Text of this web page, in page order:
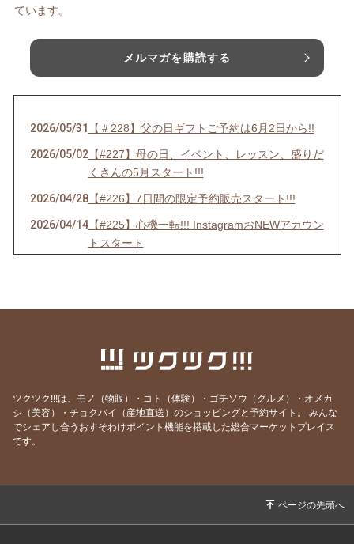
ています。
メルマガを購読する
2026/05/31 【＃228】父の日ギフトご予約は6月2日から!!
2026/05/02【#227】母の日、イベント、レッスン、盛りだ
くさんの5月スタート!!!
2026/04/28【#226】7日間の限定予約販売スタート!!!
2026/04/14【#225】心機一転!!! InstagramおNEWアカウン
トスタート
2026/03/05【#223】ホワイトデーおやつのご予約は【本日
2026年ホワイトデーおやつ、ご予約スタート!!
2026/02/04【#220】バレンタイン予約は2月5日(木)まで!!
2026/01/25 【#219】バレンタイン限定NEWおやつ登場!!!
2026/01/06【#217】謹賀新年🎍ままがし2026年のRe:STA
ツクツク!!!は、モノ（物販）・コト（体験）・ゴチソウ（グルメ）・オメカ
シ（美容）・チョクバイ（産地直送）のショッピングと予約サイト。
みんな
でシェアし合うおすそわけポイント機能を搭載した総合マーケットプレイス
です。